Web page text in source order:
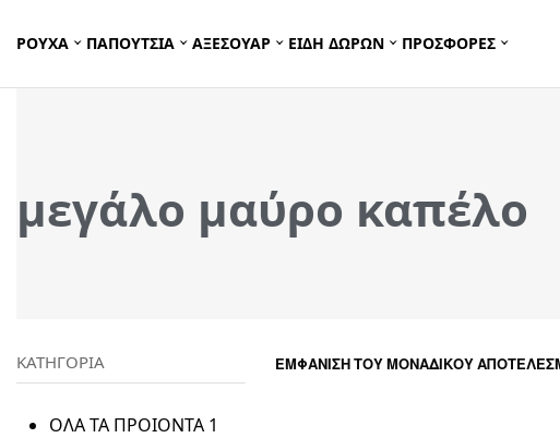
ΡΟΥΧΑ ΠΑΠΟΥΤΣΙΑ ΑΞΕΣΟΥΑΡ ΕΙΔΗ ΔΩΡΩΝ ΠΡΟΣΦΟΡΕΣ
μεγάλο μαύρο καπέλο
ΚΑΤΗΓΟΡΙΑ
ΟΛΑ ΤΑ ΠΡΟΙΟΝΤΑ 1
ΕΜΦΆΝΙΣΗ ΤΟΥ ΜΟΝΑΔΙΚΟΎ